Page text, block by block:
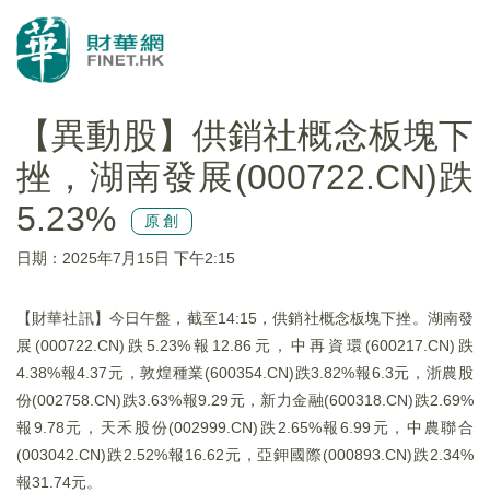
【異動股】供銷社概念板塊下
挫，湖南發展(000722.CN)跌
5.23%
原創
日期：2025年7月15日 下午2:15
【財華社訊】今日午盤，截至14:15，供銷社概念板塊下挫。湖南發
展(000722.CN)跌5.23%報12.86元，中再資環(600217.CN)跌
4.38%報4.37元，敦煌種業(600354.CN)跌3.82%報6.3元，浙農股
份(002758.CN)跌3.63%報9.29元，新力金融(600318.CN)跌2.69%
報9.78元，天禾股份(002999.CN)跌2.65%報6.99元，中農聯合
(003042.CN)跌2.52%報16.62元，亞鉀國際(000893.CN)跌2.34%
報31.74元。